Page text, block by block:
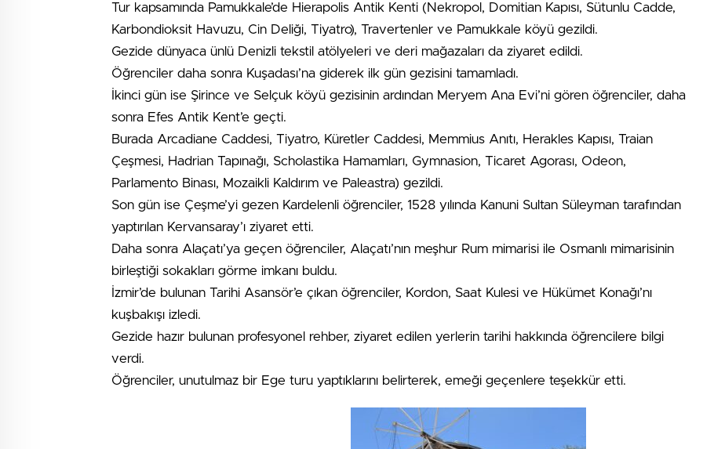
Tur kapsamında Pamukkale’de Hierapolis Antik Kenti (Nekropol, Domitian Kapısı, Sütunlu Cadde,
Karbondioksit Havuzu, Cin Deliği, Tiyatro), Travertenler ve Pamukkale köyü gezildi.
Gezide dünyaca ünlü Denizli tekstil atölyeleri ve deri mağazaları da ziyaret edildi.
Öğrenciler daha sonra Kuşadası’na giderek ilk gün gezisini tamamladı.
İkinci gün ise Şirince ve Selçuk köyü gezisinin ardından Meryem Ana Evi’ni gören öğrenciler, daha
sonra Efes Antik Kent’e geçti.
Burada Arcadiane Caddesi, Tiyatro, Küretler Caddesi, Memmius Anıtı, Herakles Kapısı, Traian
Çeşmesi, Hadrian Tapınağı, Scholastika Hamamları, Gymnasion, Ticaret Agorası, Odeon,
Parlamento Binası, Mozaikli Kaldırım ve Paleastra) gezildi.
Son gün ise Çeşme’yi gezen Kardelenli öğrenciler, 1528 yılında Kanuni Sultan Süleyman tarafından
yaptırılan Kervansaray’ı ziyaret etti.
Daha sonra Alaçatı’ya geçen öğrenciler, Alaçatı’nın meşhur Rum mimarisi ile Osmanlı mimarisinin
birleştiği sokakları görme imkanı buldu.
İzmir’de bulunan Tarihi Asansör’e çıkan öğrenciler, Kordon, Saat Kulesi ve Hükümet Konağı’nı
kuşbakışı izledi.
Gezide hazır bulunan profesyonel rehber, ziyaret edilen yerlerin tarihi hakkında öğrencilere bilgi
verdi.
Öğrenciler, unutulmaz bir Ege turu yaptıklarını belirterek, emeği geçenlere teşekkür etti.